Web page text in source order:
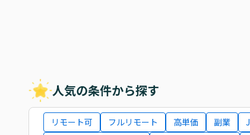
人気の条件から探す
リモート可 フルリモート 高単価 副業